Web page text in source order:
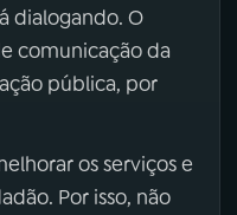
dialogando. O
comunicação da
pública, por
os serviços e
Por isso, não